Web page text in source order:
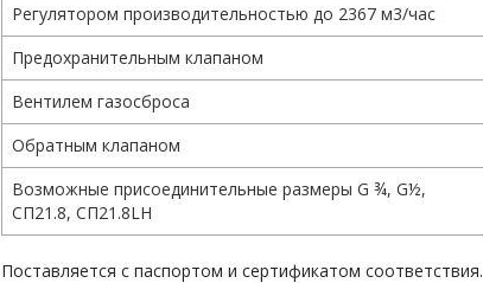
Регулятором производительностью до 2367 м3/час
Предохранительным клапаном
Вентилем газосброса
Обратным клапаном
Возможные присоединительные размеры G ¾, G½,
СП21.8, СП21.8LH
Поставляется с паспортом и сертификатом соответствия.